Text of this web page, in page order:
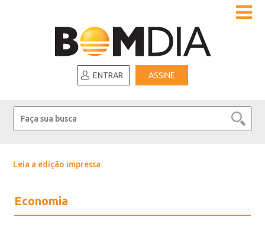
ENTRAR ASSINE
Leia a edição impressa
Economia